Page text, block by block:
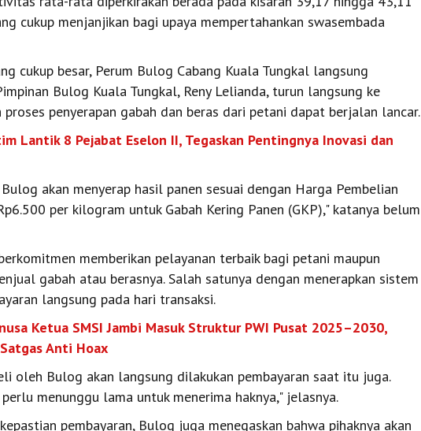
cukup menjanjikan bagi upaya mempertahankan swasembada
cukup besar, Perum Bulog Cabang Kuala Tungkal langsung
Bulog Kuala Tungkal, Reny Lelianda, turun langsung ke
penyerapan gabah dan beras dari petani dapat berjalan lancar.
Lantik 8 Pejabat Eselon II, Tegaskan Pentingnya Inovasi dan
akan menyerap hasil panen sesuai dengan Harga Pembelian
per kilogram untuk Gabah Kering Panen (GKP)," katanya belum
memberikan pelayanan terbaik bagi petani maupun
gabah atau berasnya. Salah satunya dengan menerapkan sistem
langsung pada hari transaksi.
Ketua SMSI Jambi Masuk Struktur PWI Pusat 2025–2030,
Anti Hoax
oleh Bulog akan langsung dilakukan pembayaran saat itu juga.
menunggu lama untuk menerima haknya," jelasnya.
pembayaran, Bulog juga menegaskan bahwa pihaknya akan